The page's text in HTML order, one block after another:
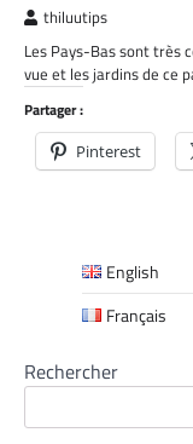
thiluutips
Les Pays-Bas sont très
vue et les jardins de ce
Partager :
Pinterest
English
Français
Rechercher